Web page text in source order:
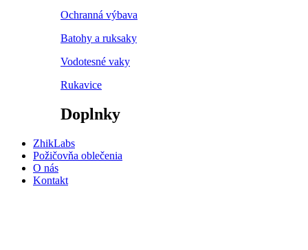
Ochranná výbava
Batohy a ruksaky
Vodotesné vaky
Rukavice
Doplnky
ZhikLabs
Požičovňa oblečenia
O nás
Kontakt